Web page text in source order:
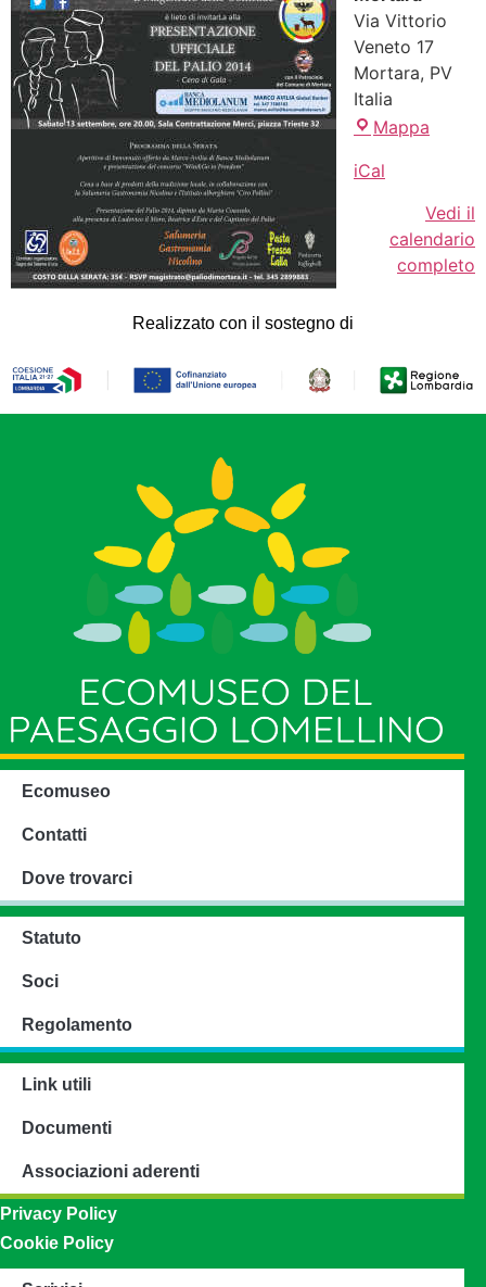
Via Vittorio
Veneto 17
Mortara, PV
Italia
Mappa
iCal
Vedi il
calendario
completo
Realizzato con il sostegno di
Ecomuseo
Contatti
Dove trovarci
Statuto
Soci
Regolamento
Link utili
Documenti
Associazioni aderenti
Privacy Policy
Cookie Policy